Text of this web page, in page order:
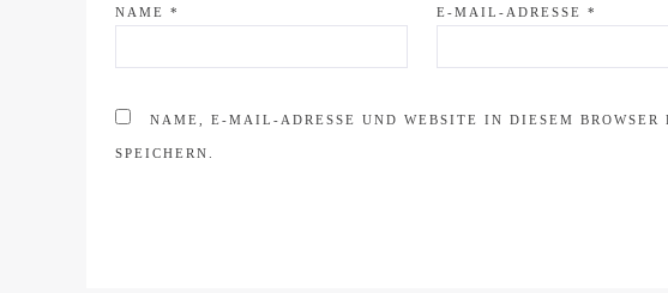
NAME * E-MAIL-ADRESSE *
NAME, E-MAIL-ADRESSE UND WEBSITE IN DIESEM BROWSER
SPEICHERN.